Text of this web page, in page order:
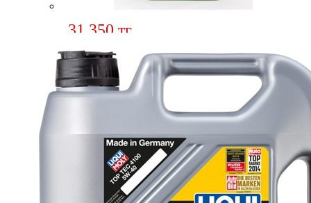
31 350 тг.
Масло Liqui Moly 8578 GENERATION
5w40 4л.
Описание Высокопроизводительное моторное